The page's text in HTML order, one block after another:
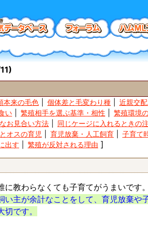
本来の毛色 個体差と毛変わり種
近親交
い 繁殖相手を選ぶ基準・相性 繁殖環境
お見合い方法 同じケージに入れるときの
オスの育児 育児放棄・人工飼育 子育て
出す 繁殖が反対される理由
教わらなくても子育てがうまいです
い主が余計なことをして、育児放棄や
です。